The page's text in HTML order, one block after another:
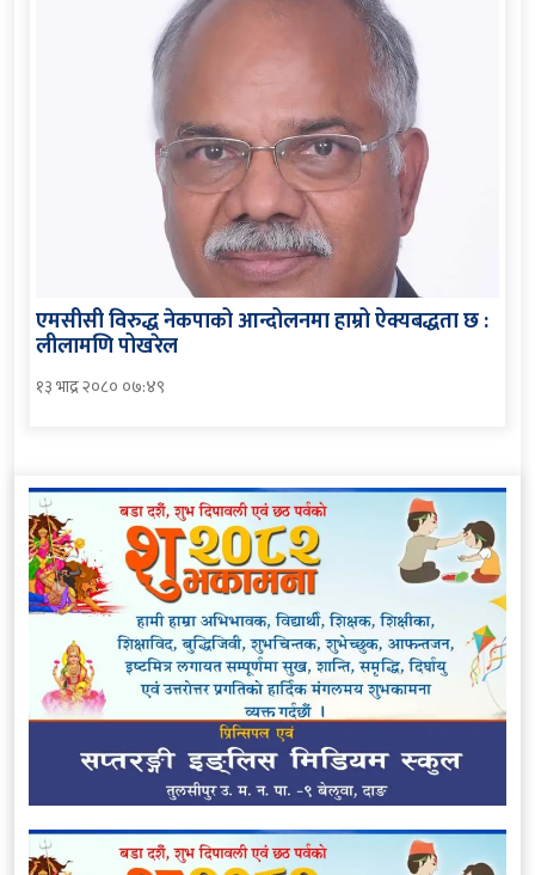
एमसीसी विरुद्ध नेकपाको आन्दोलनमा हाम्रो ऐक्यबद्धता छ :
लीलामणि पोखरेल
१३ भाद्र २०८० ०७:४९